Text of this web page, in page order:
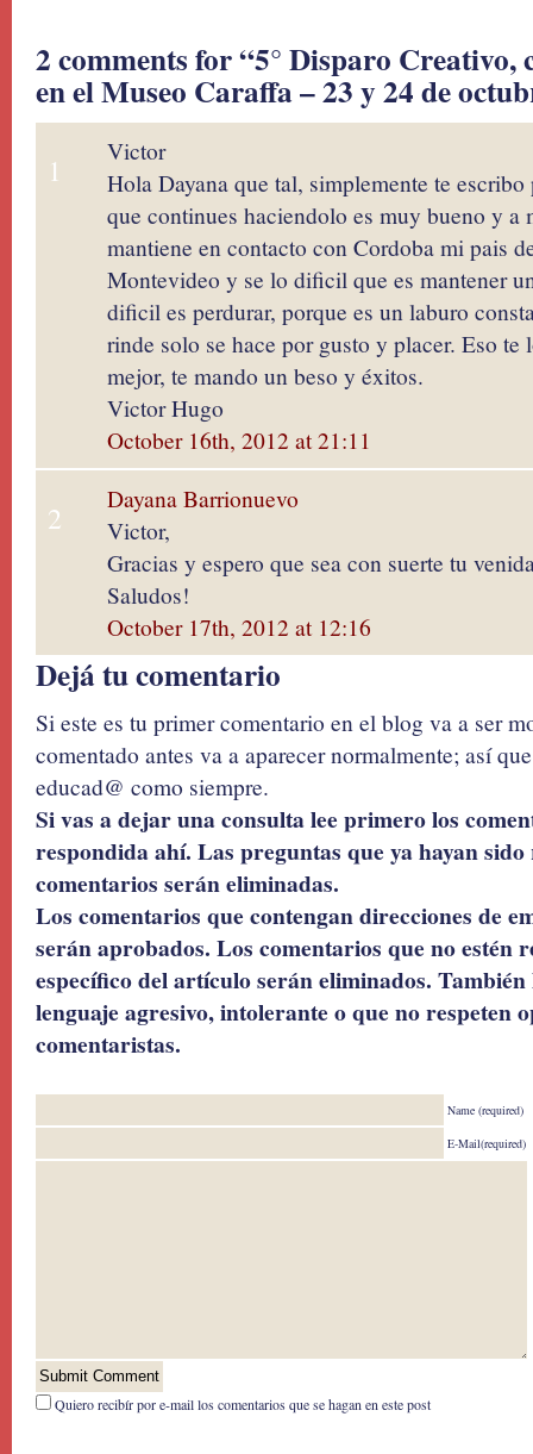
2 comments for “5° Disparo Creativo,
en el Museo Caraffa – 23 y 24 de
1
Victor
Hola Dayana que tal, simplemente te
que continues haciendolo es muy bueno y a
mantiene en contacto con Cordoba mi pais
Montevideo y se lo dificil que es mantener
dificil es perdurar, porque es un laburo
rinde solo se hace por gusto y placer. Eso te
mejor, te mando un beso y éxitos.
Victor Hugo
October 16th, 2012 at 21:11
2
Dayana Barrionuevo
Victor,
Gracias y espero que sea con suerte tu
Saludos!
October 17th, 2012 at 12:16
Dejá tu comentario
Si este es tu primer comentario en el blog va a ser
comentado antes va a aparecer normalmente; así
educad@ como siempre.
Si vas a dejar una consulta lee primero los
respondida ahí. Las preguntas que ya hayan
comentarios serán eliminadas.
Los comentarios que contengan direcciones de
serán aprobados. Los comentarios que no estén
específico del artículo serán eliminados.
lenguaje agresivo, intolerante o que no respeten
comentaristas.
Name (required)
E-Mail(required)
Quiero recibír por e-mail los comentarios que se hagan en este post